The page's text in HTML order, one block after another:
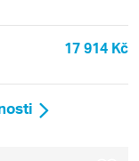
17 914 Kč